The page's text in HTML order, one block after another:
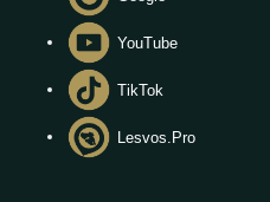
YouTube
TikTok
Lesvos.Pro